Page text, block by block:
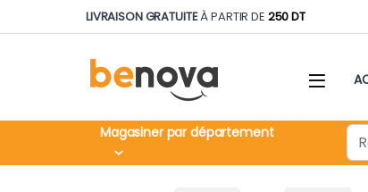
Skip to navigation
Skip to contentLIVRAISON GRATUITEÀ PARTIR DE 250 DT
Magasiner par département